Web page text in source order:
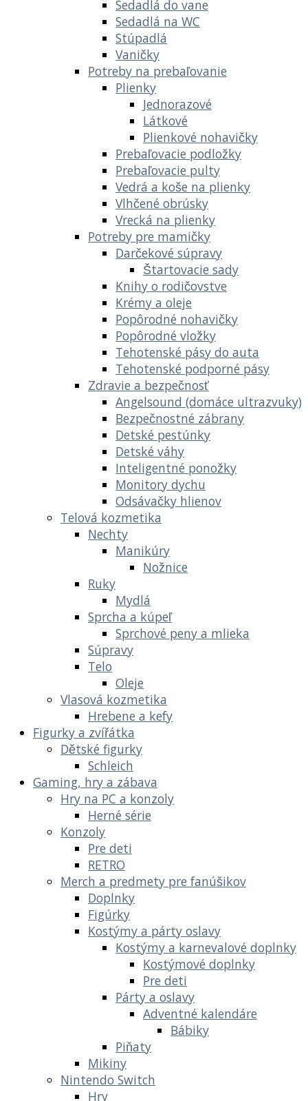
Sedadlá do vane
Sedadlá na WC
Stúpadlá
Vaničky
Potreby na prebaľovanie
Plienky
Jednorazové
Látkové
Plienkové nohavičky
Prebaľovacie podložky
Prebaľovacie pulty
Vedrá a koše na plienky
Vlhčené obrúsky
Vrecká na plienky
Potreby pre mamičky
Darčekové súpravy
Štartovacie sady
Knihy o rodičovstve
Krémy a oleje
Popôrodné nohavičky
Popôrodné vložky
Tehotenské pásy do auta
Tehotenské podporné pásy
Zdravie a bezpečnosť
Angelsound (domáce ultrazvuky)
Bezpečnostné zábrany
Detské pestúnky
Detské váhy
Inteligentné ponožky
Monitory dychu
Odsávačky hlienov
Telová kozmetika
Nechty
Manikúry
Nožnice
Ruky
Mydlá
Sprcha a kúpeľ
Sprchové peny a mlieka
Súpravy
Telo
Oleje
Vlasová kozmetika
Hrebene a kefy
Figurky a zvířátka
Dětské figurky
Schleich
Gaming, hry a zábava
Hry na PC a konzoly
Herné série
Konzoly
Pre deti
RETRO
Merch a predmety pre fanúšikov
Doplnky
Figúrky
Kostýmy a párty oslavy
Kostýmy a karnevalové doplnky
Kostýmové doplnky
Pre deti
Párty a oslavy
Adventné kalendáre
Bábiky
Piňaty
Mikiny
Nintendo Switch
Hry